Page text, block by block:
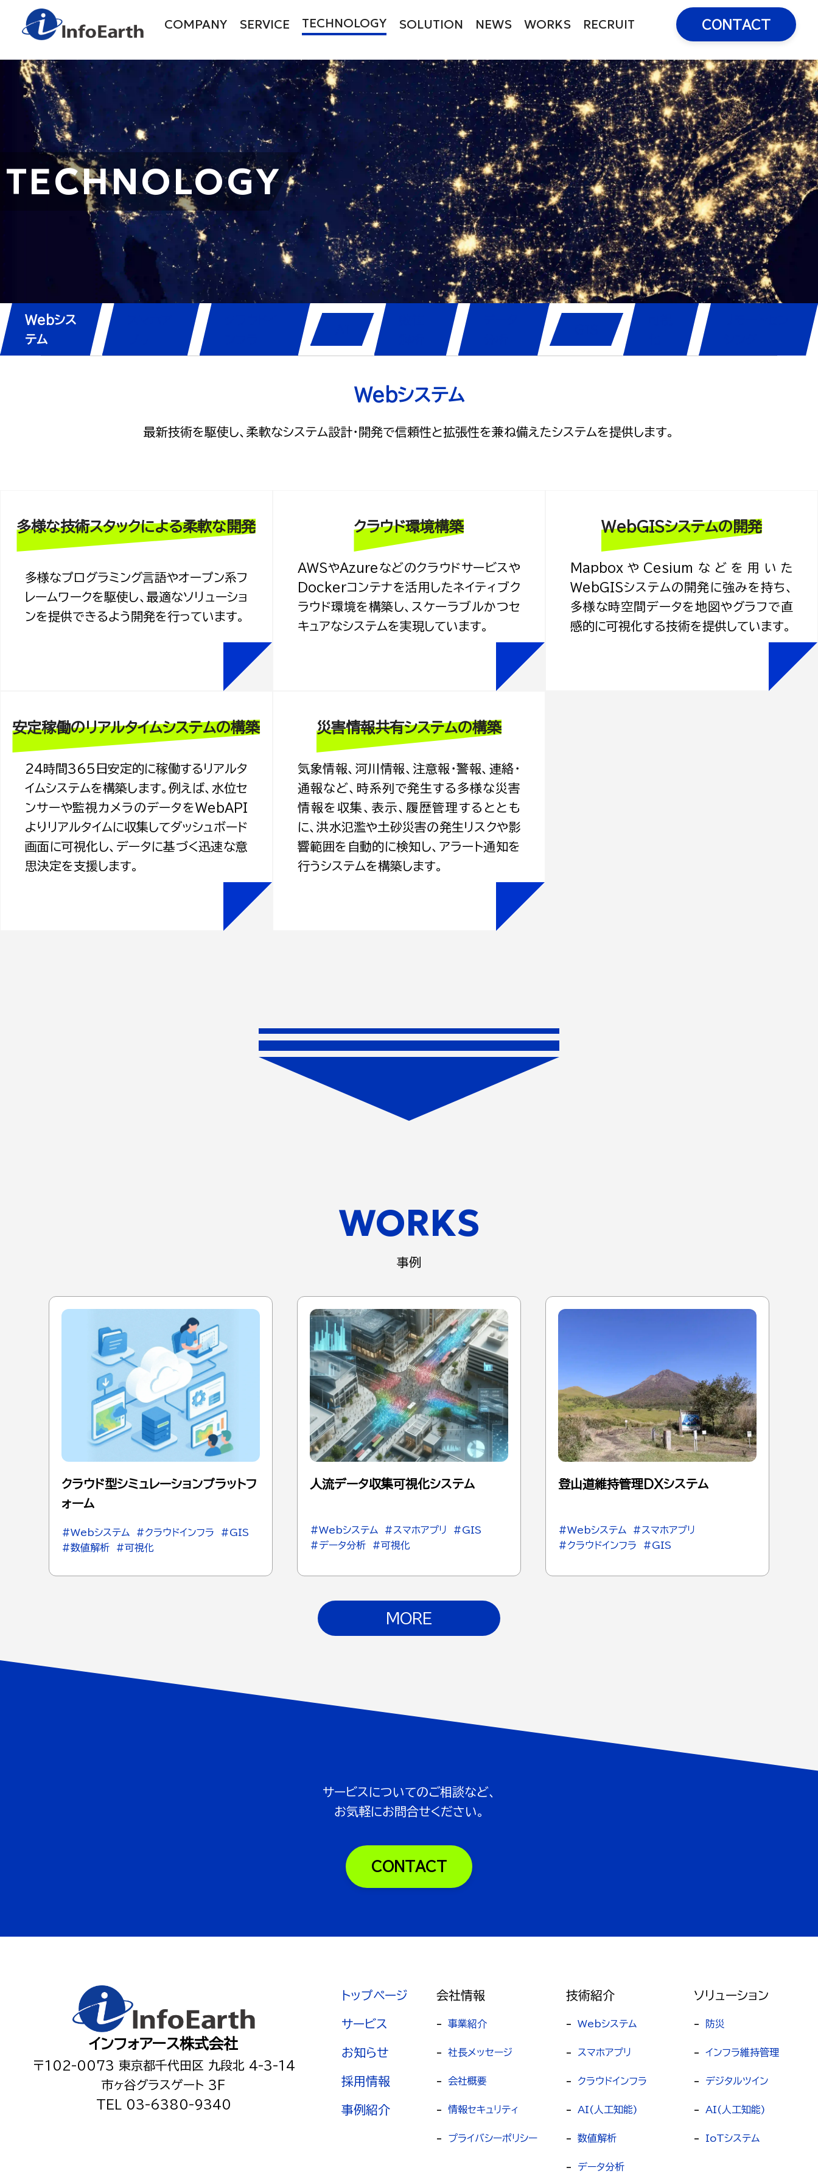
COMPANY SERVICE TECHNOLOGY SOLUTION NEWS WORKS RECRUIT CONTACT
TECHNOLOGY
Webシス
テム
Webシステム
最新技術を駆使し、柔軟なシステム設計・開発で信頼性と拡張性を兼ね備えたシステムを提供します。
多様な技術スタックによる柔軟な開発
多様なプログラミング言語やオープン系フ
レームワークを駆使し、最適なソリューショ
ンを提供できるよう開発を行っています。
クラウド環境構築
AWSやAzureなどのクラウドサービスや
Dockerコンテナを活用したネイティブク
ラウド環境を構築し、スケーラブルかつセ
キュアなシステムを実現しています。
WebGISシステムの開発
MapboxやCesiumなどを用いた
WebGISシステムの開発に強みを持ち、
多様な時空間データを地図やグラフで直
感的に可視化する技術を提供しています。
安定稼働のリアルタイムシステムの構築
24時間365日安定的に稼働するリアルタ
イムシステムを構築します。例えば、水位セ
ンサーや監視カメラのデータをWebAPI
よりリアルタイムに収集してダッシュボード
画面に可視化し、データに基づく迅速な意
思決定を支援します。
災害情報共有システムの構築
気象情報、河川情報、注意報・警報、連絡・
通報など、時系列で発生する多様な災害
情報を収集、表示、履歴管理するととも
に、洪水氾濫や土砂災害の発生リスクや影
響範囲を自動的に検知し、アラート通知を
行うシステムを構築します。
WORKS
事例
クラウド型シミュレーションプラットフ
ォーム
#Webシステム #クラウドインフラ
#GIS
#数値解析
#可視化
人流データ収集可視化システム
#Webシステム #スマホアプリ
#GIS
#データ分析
#可視化
登山道維持管理DXシステム
#Webシステム
#スマホアプリ
#クラウドインフラ
#GIS
MORE
サービスについてのご相談など、
お気軽にお問合せください。
CONTACT
インフォアース株式会社
〒102-0073 東京都千代田区 九段北 4-3-14
市ヶ谷グラスゲート 3F
TEL 03-6380-9340
トップページ
サービス
お知らせ
採用情報
事例紹介
会社情報
- 事業紹介
- 社長メッセージ
- 会社概要
- 情報セキュリティ
- プライバシーポリシー
技術紹介
- Webシステム
- スマホアプリ
- クラウドインフラ
- AI(人工知能)
- 数値解析
- データ分析
ソリューション
- 防災
- インフラ維持管理
- デジタルツイン
- AI(人工知能)
- IoTシステム